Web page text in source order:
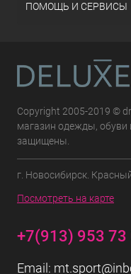
ПОМОЩЬ И СЕРВИСЫ
Copyright 2005-2019 ©
магазин одежды, обуви
защищены.
г. Новосибирск.
Посмотреть на карте
+7(913) 953 73
Email: